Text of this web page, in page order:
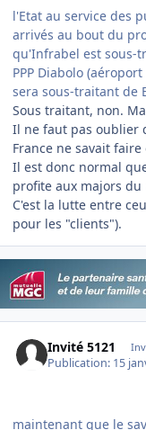
l'Etat au service des
arrivés au bout du
qu'Infrabel est sous-
PPP Diabolo
sera sous-traitant de
Sous traitant, non.
Il ne faut pas oublier
France ne savait
Il est donc normal
profite aux majors du
C'est la lutte entre
pour les "clients").
Invité 5121
Publication: 15
maintenant que le